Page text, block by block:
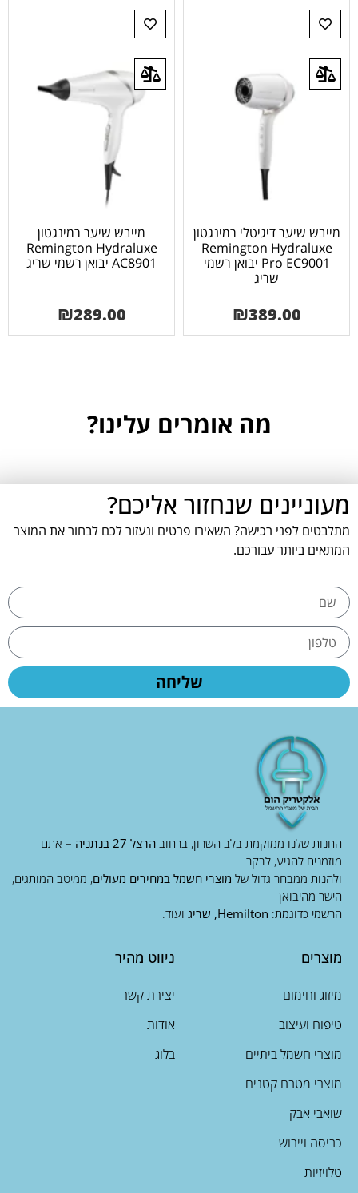
מייבש שיער דיגיטלי רמינגטון
Remington Hydraluxe
Pro EC9001 יבואן רשמי
שריג
₪389.00
מייבש שיער רמינגטון
Remington Hydraluxe
AC8901 יבואן רשמי שריג
₪289.00
מה אומרים עלינו?
מעוניינים שנחזור אליכם?
מתלבטים לפני רכישה? השאירו פרטים ונעזור לכם לבחור את המוצר
המתאים ביותר עבורכם.
שליחה
החנות שלנו ממוקמת בלב השרון, ברחוב הרצל 27 בנתניה
– אתם
מוזמנים להגיע, לבקר
ולהנות ממבחר גדול של מוצרי חשמל במחירים מעולים, ממיטב המותגים,
הישר מהיבואן
הרשמי כדוגמת: Hemilton, שריג ועוד.
מוצרים
מיזוג וחימום
טיפוח ועיצוב
מוצרי חשמל ביתיים
מוצרי מטבח קטנים
שואבי אבק
כביסה וייבוש
טלויזיות
ניווט מהיר
יצירת קשר
אודות
בלוג